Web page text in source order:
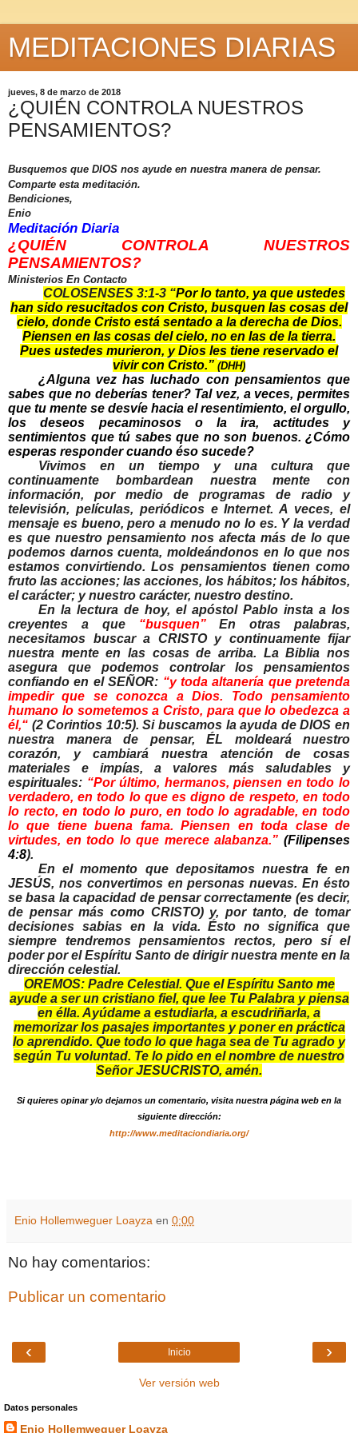
MEDITACIONES DIARIAS
jueves, 8 de marzo de 2018
¿QUIÉN CONTROLA NUESTROS
PENSAMIENTOS?
Busquemos que DIOS nos ayude en nuestra manera de pensar.
Comparte esta meditación.
Bendiciones,
Enio
Meditación Diaria
¿QUIÉN CONTROLA NUESTROS
PENSAMIENTOS?
Ministerios En Contacto
COLOSENSES 3:1-3 “Por lo tanto, ya que ustedes
han sido resucitados con Cristo, busquen las cosas del
cielo, donde Cristo está sentado a la derecha de Dios.
Piensen en las cosas del cielo, no en las de la tierra.
Pues ustedes murieron, y Dios les tiene reservado el
vivir con Cristo.” (DHH)
¿Alguna vez has luchado con pensamientos que
sabes que no deberías tener? Tal vez, a veces, permites
que tu mente se desvíe hacia el resentimiento, el orgullo,
los deseos pecaminosos o la ira, actitudes y
sentimientos que tú sabes que no son buenos. ¿Cómo
esperas responder cuando éso sucede?
Vivimos en un tiempo y una cultura que
continuamente bombardean nuestra mente con
información, por medio de programas de radio y
televisión, películas, periódicos e Internet. A veces, el
mensaje es bueno, pero a menudo no lo es. Y la verdad
es que nuestro pensamiento nos afecta más de lo que
podemos darnos cuenta, moldeándonos en lo que nos
estamos convirtiendo. Los pensamientos tienen como
fruto las acciones; las acciones, los hábitos; los hábitos,
el carácter; y nuestro carácter, nuestro destino.
En la lectura de hoy, el apóstol Pablo insta a los
creyentes a que “busquen”En otras palabras,
necesitamos buscar a CRISTO y continuamente fijar
nuestra mente en las cosas de arriba. La Biblia nos
asegura que podemos controlar los pensamientos
confiando en el SEÑOR: “y toda altanería que pretenda
impedir que se conozca a Dios. Todo pensamiento
humano lo sometemos a Cristo, para que lo obedezca a
él,“ (2 Corintios 10:5). Si buscamos la ayuda de DIOS en
nuestra manera de pensar, ÉL moldeará nuestro
corazón, y cambiará nuestra atención de cosas
materiales e impías, a valores más saludables y
espirituales: “Por último, hermanos, piensen en todo lo
verdadero, en todo lo que es digno de respeto, en todo
lo recto, en todo lo puro, en todo lo agradable, en todo
lo que tiene buena fama. Piensen en toda clase de
virtudes, en todo lo que merece alabanza.” (Filipenses
4:8).
En el momento que depositamos nuestra fe en
JESÚS, nos convertimos en personas nuevas. En ésto
se basa la capacidad de pensar correctamente (es decir,
de pensar más como CRISTO) y, por tanto, de tomar
decisiones sabias en la vida. Ésto no significa que
siempre tendremos pensamientos rectos, pero sí el
poder por el Espíritu Santo de dirigir nuestra mente en la
dirección celestial.
OREMOS: Padre Celestial. Que el Espíritu Santo me
ayude a ser un cristiano fiel, que lee Tu Palabra y piensa
en élla. Ayúdame a estudiarla, a escudriñarla, a
memorizar los pasajes importantes y poner en práctica
lo aprendido. Que todo lo que haga sea de Tu agrado y
según Tu voluntad. Te lo pido en el nombre de nuestro
Señor JESUCRISTO, amén.
Si quieres opinar y/o dejarnos un comentario, visita nuestra página web en la
siguiente dirección:
http://www.meditaciondiaria.org/
Enio Hollemweguer Loayza en 0:00
No hay comentarios:
Publicar un comentario
‹ ›
Inicio
Ver versión web
Datos personales
Enio Hollemweguer Loayza